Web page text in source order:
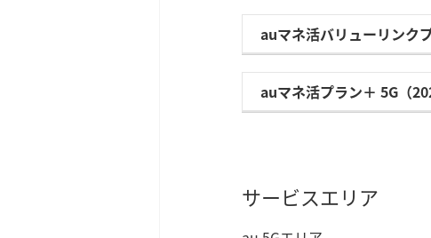
auマネ活バリューリンク
auマネ活プラン＋ 5G（
サービスエリア